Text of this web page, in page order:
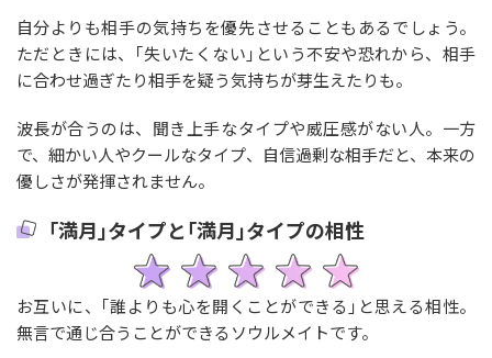
自分よりも相手の気持ちを優先させることもあるでしょう。
ただときには、｢失いたくない｣という不安や恐れから、相手
に合わせ過ぎたり相手を疑う気持ちが芽生えたりも。
波長が合うのは、聞き上手なタイプや威圧感がない人。一方
で、細かい人やクールなタイプ、自信過剰な相手だと、本来の
優しさが発揮されません。
｢満月｣タイプと｢満月｣タイプの相性
お互いに、｢誰よりも心を開くことができる｣と思える相性。
無言で通じ合うことができるソウルメイトです。